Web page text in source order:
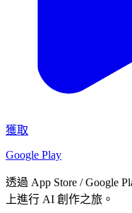
獲取
Google Play
透過 App Store / Google
上進行 AI 創作之旅。